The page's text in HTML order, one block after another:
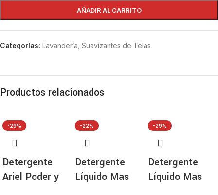
AÑADIR AL CARRITO
Categorías: Lavandería Suavizantes de Telas
Productos relacionados
-29%
Detergente
Ariel Poder y
-22%
Detergente
Líquido Mas
-29%
Detergente
Líquido Mas